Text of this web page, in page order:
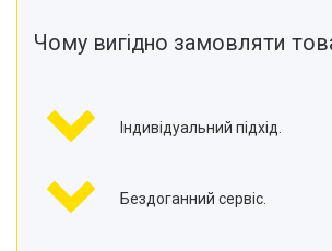
Чому вигідно замовляти
Індивідуальний підхід.
Бездоганний сервіс.